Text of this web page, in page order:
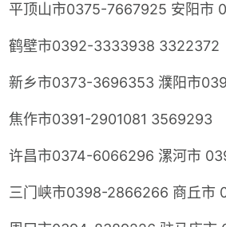
平顶山市0375-7667925 安阳市
鹤壁市0392-3333938 3322372
新乡市0373-3696353 濮阳市
焦作市0391-2901081 3569293
许昌市0374-6066296 漯河市
三门峡市0398-2866266 商丘市